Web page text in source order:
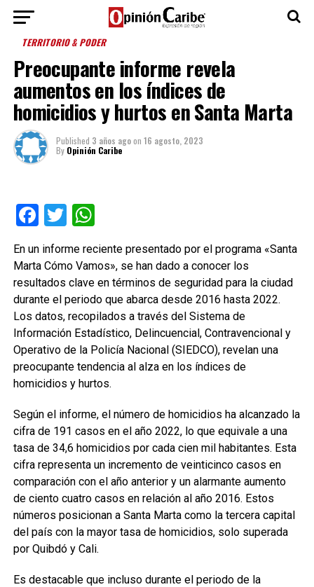
TERRITORIO & PODER
Preocupante informe revela
aumentos en los índices de
homicidios y hurtos en Santa Marta
Published 3 años agoon 16 agosto, 2023
By Opinión Caribe
Facebook
TwitterWhatsApp
En un informe reciente presentado por el programa «Santa
Marta Cómo Vamos», se han dado a conocer los
resultados clave en términos de seguridad para la ciudad
durante el periodo que abarca desde 2016 hasta 2022.
Los datos, recopilados a través del Sistema de
Información Estadístico, Delincuencial, Contravencional y
Operativo de la Policía Nacional (SIEDCO), revelan una
preocupante tendencia al alza en los índices de
homicidios y hurtos.
Según el informe, el número de homicidios ha alcanzado la
cifra de 191 casos en el año 2022, lo que equivale a una
tasa de 34,6 homicidios por cada cien mil habitantes. Esta
cifra representa un incremento de veinticinco casos en
comparación con el año anterior y un alarmante aumento
de ciento cuatro casos en relación al año 2016. Estos
números posicionan a Santa Marta como la tercera capital
del país con la mayor tasa de homicidios, solo superada
por Quibdó y Cali.
Es destacable que incluso durante el periodo de la